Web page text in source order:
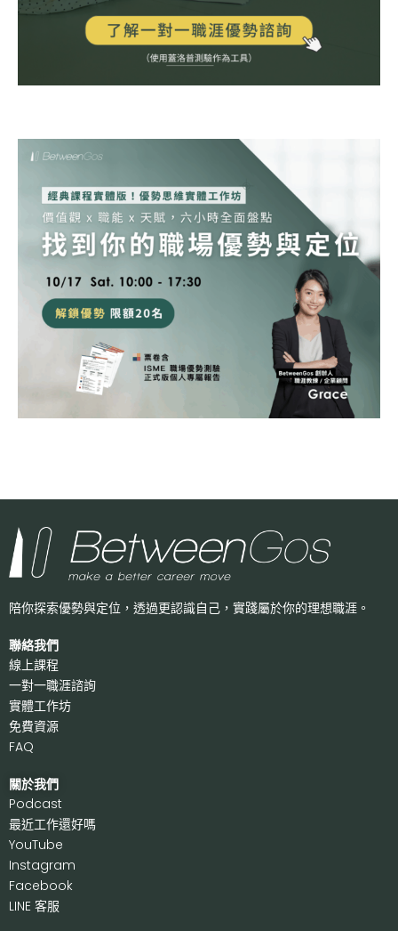
陪你探索優勢與定位，透過更認識自己， 實踐屬於你的理想職涯。
聯絡我們
線上課程
一對一職涯諮詢
實體工作坊
免費資源
FAQ
關於我們
Podcast
最近工作還好嗎
YouTube
Instagram
Facebook
LINE 客服